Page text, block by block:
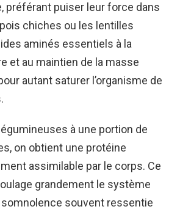
préférant puiser leur force dans
chiches ou les lentilles
aminés essentiels à la
et au maintien de la masse
autant saturer l’organisme de
à une portion de
on obtient une protéine
assimilable par le corps. Ce
grandement le système
souvent ressentie